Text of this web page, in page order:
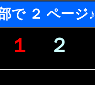
で ２ ページ♪
１ ２